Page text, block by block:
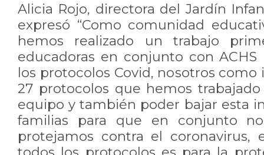
Alicia Rojo, directora del Jardín
expresó “Como comunidad
hemos realizado un trabajo
educadoras en conjunto con
los protocolos Covid, nosotros
27 protocolos que hemos
equipo y también poder bajar esta
familias para que en conjunto
protejamos contra el coronavirus,